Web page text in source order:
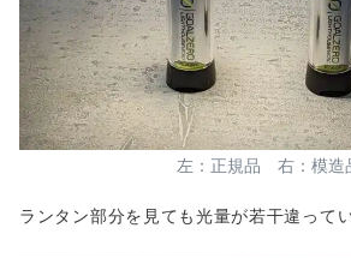
左：正規品 右：模造
ランタン部分を見ても光量が若干違って